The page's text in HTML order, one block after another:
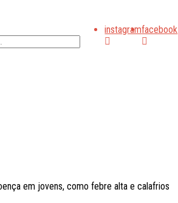
instagramfacebook
em jovens, como febre alta e calafrios